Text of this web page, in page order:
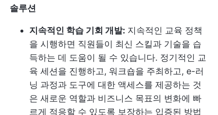
솔루션
지속적인 학습 기회 개발: 지속적인 교육 정책
을 시행하면 직원들이 최신 스킬과 기술을 습
득하는 데 도움이 될 수 있습니다. 정기적인 교
육 세션을 진행하고, 워크숍을 주최하고, e-러
닝 과정과 도구에 대한 액세스를 제공하는 것
은 새로운 역할과 비즈니스 목표의 변화에 빠
르게 적응할 수 있도록 보장하는 입증된 방법